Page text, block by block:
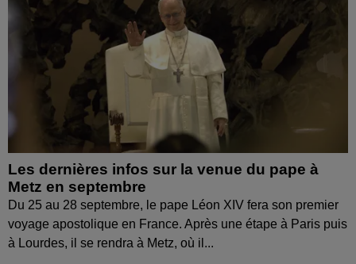
Les dernières infos sur la venue du pape à
Metz en septembre
Du 25 au 28 septembre, le pape Léon XIV fera son premier
voyage apostolique en France. Après une étape à Paris puis
à Lourdes, il se rendra à Metz, où il...